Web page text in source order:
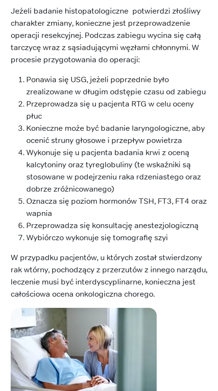
Jeżeli badanie histopatologiczne potwierdzi złośliwy
charakter zmiany, konieczne jest przeprowadzenie
operacji resekcyjnej. Podczas zabiegu wycina się całą
tarczycę wraz z sąsiadującymi węzłami chłonnymi. W
procesie przygotowania do operacji:
Ponawia się USG, jeżeli poprzednie było
zrealizowane w długim odstępie czasu od zabiegu
Przeprowadza się u pacjenta RTG w celu oceny
płuc
Konieczne może być badanie laryngologiczne, aby
ocenić struny głosowe i przepływ powietrza
Wykonuje się u pacjenta badania krwi z oceną
kalcytoniny oraz tyreglobuliny (te wskaźniki są
stosowane w podejrzeniu raka rdzeniastego oraz
dobrze zróżnicowanego)
Oznacza się poziom hormonów TSH, FT3, FT4 oraz
wapnia
Przeprowadza się konsultację anestezjologiczną
Wybiórczo wykonuje się tomografię szyi
W przypadku pacjentów, u których został stwierdzony
rak wtórny, pochodzący z przerzutów z innego narządu,
leczenie musi być interdyscyplinarne, konieczna jest
całościowa ocena onkologiczna chorego.